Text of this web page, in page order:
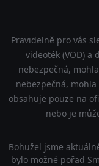
Pravidelně pro vás
videoték (VOD) a
nebezpečná,
nebezpečná,
obsahuje pouze na
nebo je
Bohužel jsme
bylo možné pořad